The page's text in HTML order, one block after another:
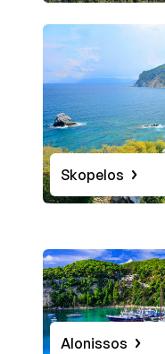
Skopelos
Alonissos